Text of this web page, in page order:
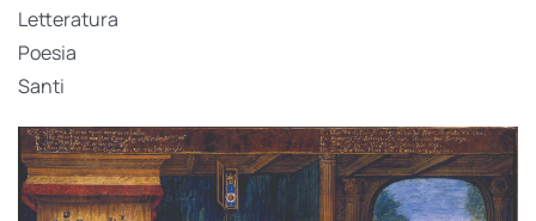
Letteratura
Poesia
Santi